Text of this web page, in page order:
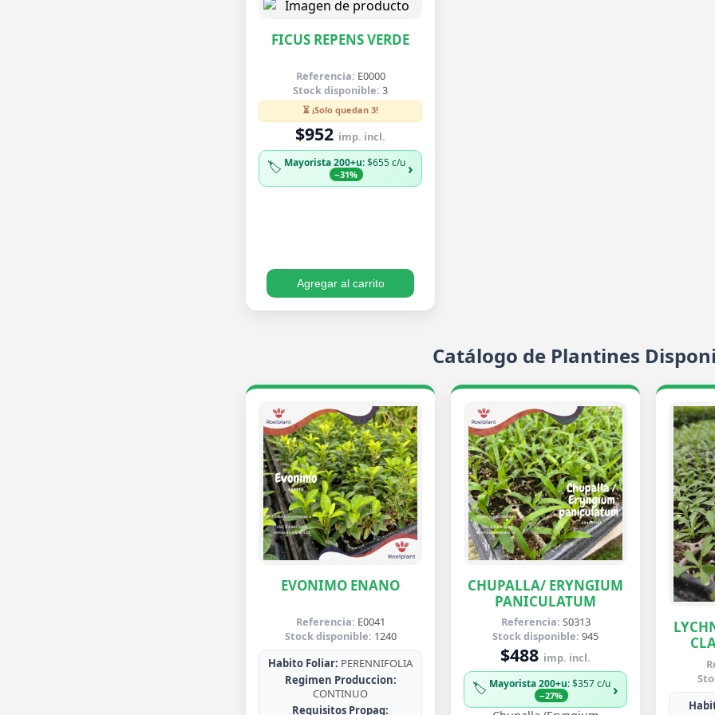
FICUS REPENS VERDE
Referencia: E0000
Stock disponible: 3
⏳ ¡Solo quedan 3!
$952 imp. incl.
🏷️ Mayorista 200+u: $655 c/u
−31% ›
Agregar al carrito
Catálogo de Plantines
EVONIMO ENANO
Referencia: E0041
Stock disponible: 1240
Habito Foliar: PERENNIFOLIA
Regimen Produccion:
CONTINUO
Requisitos Propag:
CHUPALLA/ ERYNGIUM
PANICULATUM
Referencia: S0313
Stock disponible: 945
$488 imp. incl.
🏷️ Mayorista 200+u: $357 c/u
−27% ›